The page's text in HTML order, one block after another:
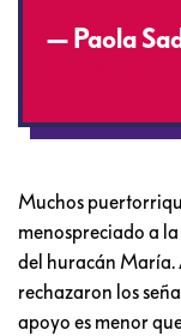
— Paola
Muchos
menospreciado a la
del huracán María.
rechazaron los
apoyo es menor